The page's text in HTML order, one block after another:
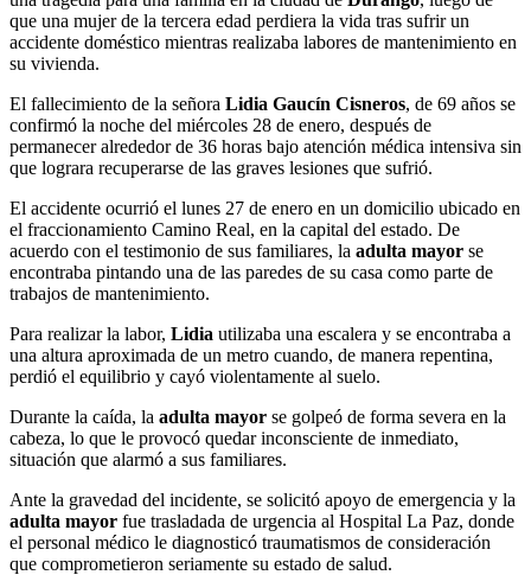
que una mujer de la tercera edad perdiera la vida tras sufrir un
accidente doméstico mientras realizaba labores de mantenimiento en
su vivienda.
El fallecimiento de la señora Lidia Gaucín Cisneros, de 69 años se
confirmó la noche del miércoles 28 de enero, después de
permanecer alrededor de 36 horas bajo atención médica intensiva sin
que lograra recuperarse de las graves lesiones que sufrió.
El accidente ocurrió el lunes 27 de enero en un domicilio ubicado en
el fraccionamiento Camino Real, en la capital del estado. De
acuerdo con el testimonio de sus familiares, la adulta mayor se
encontraba pintando una de las paredes de su casa como parte de
trabajos de mantenimiento.
Para realizar la labor, Lidia utilizaba una escalera y se encontraba a
una altura aproximada de un metro cuando, de manera repentina,
perdió el equilibrio y cayó violentamente al suelo.
Durante la caída, la adulta mayor se golpeó de forma severa en la
cabeza, lo que le provocó quedar inconsciente de inmediato,
situación que alarmó a sus familiares.
Ante la gravedad del incidente, se solicitó apoyo de emergencia y la
adulta mayor fue trasladada de urgencia al Hospital La Paz, donde
el personal médico le diagnosticó traumatismos de consideración
que comprometieron seriamente su estado de salud.